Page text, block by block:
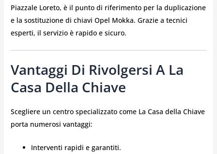
Piazzale Loreto, è il punto di riferimento per la duplicazione
e la sostituzione di chiavi Opel Mokka. Grazie a tecnici
esperti, il servizio è rapido e sicuro.
Vantaggi Di Rivolgersi A La
Casa Della Chiave
Scegliere un centro specializzato come La Casa della Chiave
porta numerosi vantaggi:
Interventi rapidi e garantiti.